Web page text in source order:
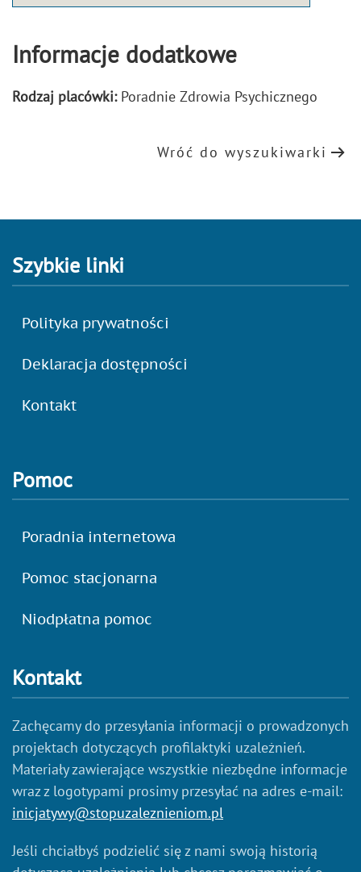
Informacje dodatkowe
Rodzaj placówki: Poradnie Zdrowia Psychicznego
Wróć do wyszukiwarki
Szybkie linki
Polityka prywatności
Deklaracja dostępności
Kontakt
Pomoc
Poradnia internetowa
Pomoc stacjonarna
Niodpłatna pomoc
Kontakt
Zachęcamy do przesyłania informacji o prowadzonych
projektach dotyczących profilaktyki uzależnień.
Materiały zawierające wszystkie niezbędne informacje
wraz z logotypami prosimy przesyłać na adres e-mail:
inicjatywy@stopuzaleznieniom.pl
Jeśli chciałbyś podzielić się z nami swoją historią